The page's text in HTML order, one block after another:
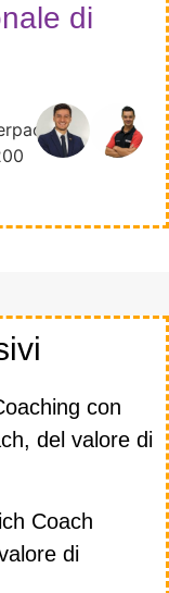
di
con
del valore di
Coach
di